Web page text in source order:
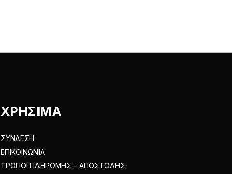
ΧΡΗΣΙΜΑ
ΣΥΝΔΕΣΗ
ΕΠΙΚΟΙΝΩΝΙΑ
ΤΡΟΠΟΙ ΠΛΗΡΩΜΗΣ – ΑΠΟΣΤΟΛΗΣ